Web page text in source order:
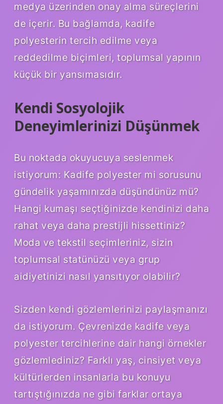
medya üzerinden onay alma süreçlerini
de içerir. Bu bağlamda, kadife
polyesterin tercih edilme veya
reddedilme biçimleri, toplumsal yapının
küçük bir yansımasıdır.
Kendi Sosyolojik
Deneyimlerinizi Düşünmek
Bu noktada okuyucuya seslenmek
istiyorum: Kadife polyester mi sorusunu
gündelik yaşamınızda düşündünüz mü?
Hangi kumaşı seçtiğinizde kendinizi daha
rahat veya daha prestijli hissettiniz?
Moda ve tekstil seçimleriniz, sizin
toplumsal statünüzü veya grup
aidiyetinizi nasıl yansıtıyor olabilir?
Sizden kendi gözlemlerinizi paylaşmanızı
da istiyorum. Çevrenizde kadife veya
polyester tercihlerine dair hangi örnekler
gözlemlediniz? Farklı yaş, cinsiyet veya
kültürlerden insanlarla bu konuyu
tartıştığınızda ne gibi farklar ortaya